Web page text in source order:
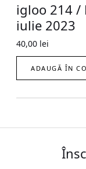
igloo 214 /
iulie 2023
40,00 lei
ADAUGĂ ÎN